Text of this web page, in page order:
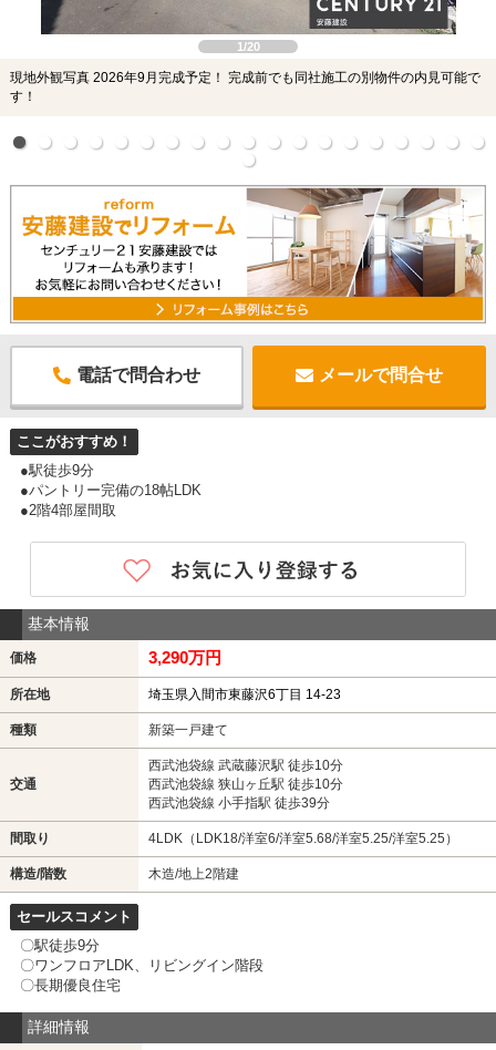
1/20
現地外観写真 2026年9月完成予定！ 完成前でも同社施工の別物件の内見可能で
す！
電話で問合わせ メールで問合せ
ここがおすすめ！
●駅徒歩9分
●パントリー完備の18帖LDK
●2階4部屋間取
基本情報
価格 3,290万円
所在地 埼玉県入間市東藤沢6丁目 14-23
種類 新築一戸建て
交通
西武池袋線 武蔵藤沢駅 徒歩10分
西武池袋線 狭山ヶ丘駅 徒歩10分
西武池袋線 小手指駅 徒歩39分
間取り 4LDK（LDK18/洋室6/洋室5.68/洋室5.25/洋室5.25）
構造/階数 木造/地上2階建
セールスコメント
〇駅徒歩9分
〇ワンフロアLDK、リビングイン階段
〇長期優良住宅
詳細情報